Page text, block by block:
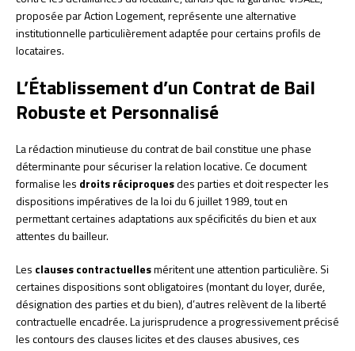
proposée par Action Logement, représente une alternative
institutionnelle particulièrement adaptée pour certains profils de
locataires.
L’Établissement d’un Contrat de Bail
Robuste et Personnalisé
La rédaction minutieuse du contrat de bail constitue une phase
déterminante pour sécuriser la relation locative. Ce document
formalise les droits réciproquesdes parties et doit respecter les
dispositions impératives de la loi du 6 juillet 1989, tout en
permettant certaines adaptations aux spécificités du bien et aux
attentes du bailleur.
Les clauses contractuellesméritent une attention particulière. Si
certaines dispositions sont obligatoires (montant du loyer, durée,
désignation des parties et du bien), d’autres relèvent de la liberté
contractuelle encadrée. La jurisprudence a progressivement précisé
les contours des clauses licites et des clauses abusives, ces